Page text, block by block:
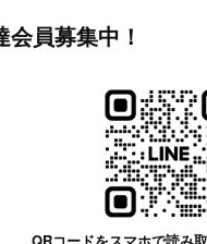
員募集中！
QRコードをスマホで読み